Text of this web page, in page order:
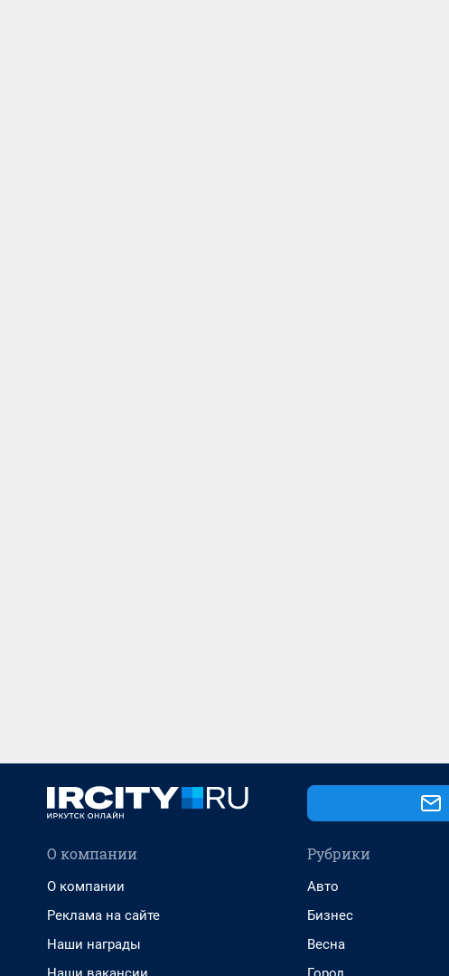
О компании
О компании
Реклама на сайте
Наши награды
Рубрики
Авто
Бизнес
Весна